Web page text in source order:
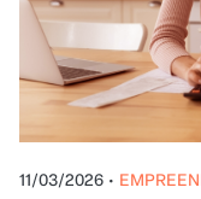
11/03/2026 •